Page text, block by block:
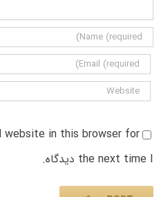
website in this browser for
the next time I دیدگاه.